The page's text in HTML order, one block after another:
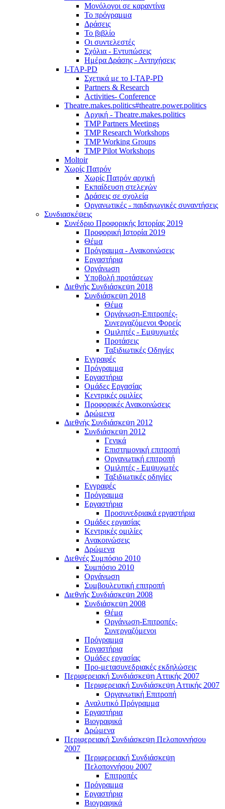
Μονόλογοι σε καραντίνα
Το πρόγραμμα
Δράσεις
Το βιβλίο
Οι συντελεστές
Σχόλια - Εντυπώσεις
Ημέρα Δράσης - Αντηχήσεις
I-TAP-PD
Σχετικά με το I-TAP-PD
Partners & Research
Activities- Conference
Theatre.makes.politics#theatre.power.politics
Αρχική - Theatre.makes.politics
TMP Partners Meetings
TMP Research Workshops
TMP Working Groups
TMP Pilot Workshops
Moltoir
Χωρίς Πατρόν
Χωρίς Πατρόν αρχική
Εκπαίδευση στελεχών
Δράσεις σε σχολεία
Οργανωτικές - παιδαγωγικές συναντήσεις
Συνδιασκέψεις
Συνέδριο Προφορικής Ιστορίας 2019
Προφορική Ιστορία 2019
Θέμα
Πρόγραμμα - Ανακοινώσεις
Εργαστήρια
Οργάνωση
Υποβολή προτάσεων
Διεθνής Συνδιάσκεψη 2018
Συνδιάσκεψη 2018
Θέμα
Οργάνωση-Επιτροπές-
Συνεργαζόμενοι Φορείς
Ομιλητές - Εμψυχωτές
Προτάσεις
Ταξιδιωτικές Οδηγίες
Εγγραφές
Πρόγραμμα
Εργαστήρια
Ομάδες Εργασίας
Κεντρικές ομιλίες
Προφορικές Ανακοινώσεις
Δρώμενα
Διεθνής Συνδιάσκεψη 2012
Συνδιάσκεψη 2012
Γενικά
Επιστημονική επιτροπή
Οργανωτική επιτροπή
Ομιλητές - Εμψυχωτές
Ταξιδιωτικές οδηγίες
Εγγραφές
Πρόγραμμα
Εργαστήρια
Προσυνεδριακά εργαστήρια
Ομάδες εργασίας
Κεντρικές ομιλίες
Ανακοινώσεις
Δρώμενα
Διεθνές Συμπόσιο 2010
Συμπόσιο 2010
Οργάνωση
Συμβουλευτική επιτροπή
Διεθνής Συνδιάσκεψη 2008
Συνδιάσκεψη 2008
Θέμα
Οργάνωση-Επιτροπές-
Συνεργαζόμενοι
Πρόγραμμα
Εργαστήρια
Ομάδες εργασίας
Προ-μετασυνεδριακές εκδηλώσεις
Περιφερειακή Συνδιάσκεψη Αττικής 2007
Περιφερειακή Συνδιάσκεψη Αττικής 2007
Οργανωτική Επιτροπή
Αναλυτικό Πρόγραμμα
Εργαστήρια
Βιογραφικά
Δρώμενα
Περιφερειακή Συνδιάσκεψη Πελοποννήσου
2007
Περιφερειακή Συνδιάσκεψη
Πελοποννήσου 2007
Επιτροπές
Πρόγραμμα
Εργαστήρια
Βιογραφικά